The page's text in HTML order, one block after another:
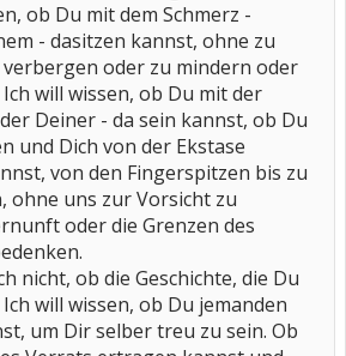
ob Du mit dem Schmerz -
- dasitzen kannst, ohne zu
oder zu mindern oder
will wissen, ob Du mit der
Deiner - da sein kannst, ob Du
und Dich von der Ekstase
von den Fingerspitzen bis zu
ohne uns zur Vorsicht zu
oder die Grenzen des
nicht, ob die Geschichte, die Du
will wissen, ob Du jemanden
um Dir selber treu zu sein. Ob